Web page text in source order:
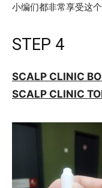
小编们都非常享受这
STEP 4
SCALP CLINIC
SCALP CLINIC